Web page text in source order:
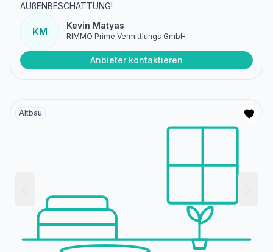
AUßENBESCHATTUNG!
KM
Kevin Matyas
RIMMO Prime Vermittlungs GmbH
Anbieter kontaktieren
Altbau